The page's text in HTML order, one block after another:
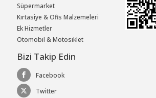
Süpermarket
Kırtasiye & Ofis Malzemeleri
Ek Hizmetler
Otomobil & Motosiklet
Bizi Takip Edin
Facebook
Twitter